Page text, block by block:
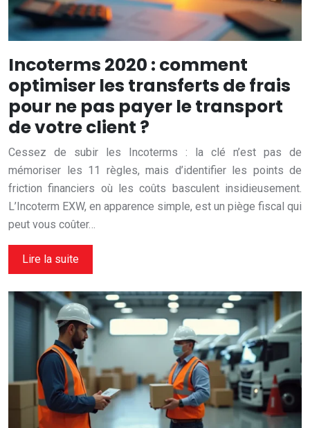
Incoterms 2020 : comment
optimiser les transferts de frais
pour ne pas payer le transport
de votre client ?
Cessez de subir les Incoterms : la clé n’est pas de
mémoriser les 11 règles, mais d’identifier les points de
friction financiers où les coûts basculent insidieusement.
L’Incoterm EXW, en apparence simple, est un piège fiscal qui
peut vous coûter…
Lire la suite